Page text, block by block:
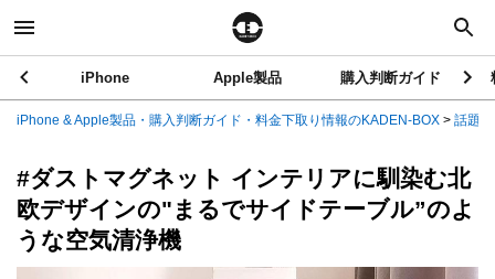
iPhone Apple製品 購入判断ガイド
iPhone & Apple製品・購入判断ガイド・料金下取り情報のKADEN-BOX > 話題
#ダストマグネット インテリアに馴染む北
欧デザインの"まるでサイドテーブル”のよ
うな空気清浄機